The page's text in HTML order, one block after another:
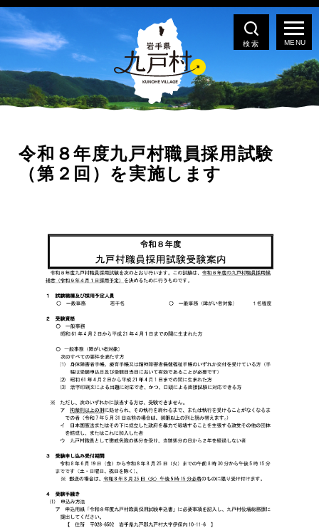
検索
令和８年度九戸村職員採用試験
（第２回）を実施します